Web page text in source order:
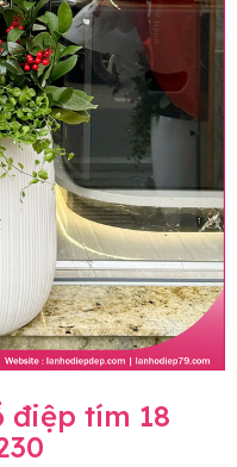
điệp tím 18